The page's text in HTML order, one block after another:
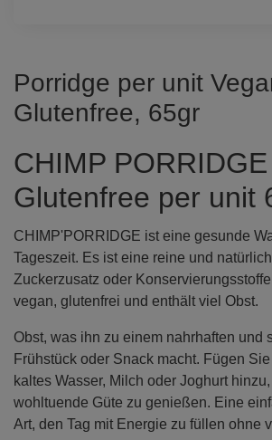
Porridge per unit
Glutenfree, 65gr
CHIMP
Glutenfree per unit
CHIMP'PORRIDGE ist eine gesunde
Tageszeit. Es ist eine reine und
Zuckerzusatz oder
vegan, glutenfrei und enthält viel Obst.
Obst, was ihn zu einem nahrhaften und
Frühstück oder Snack macht. Fügen
kaltes Wasser, Milch oder Joghurt
wohltuende Güte zu genießen. Eine
Art, den Tag mit Energie zu füllen ohne